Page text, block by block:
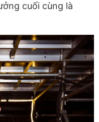
cuối cùng là